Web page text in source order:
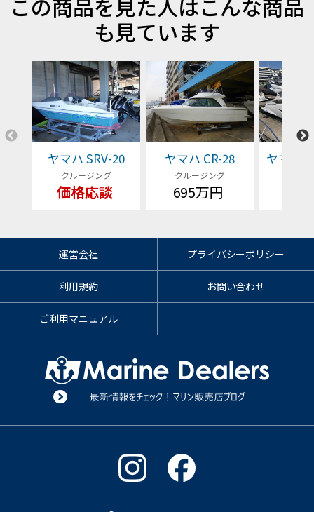
この商品を見た人はこんな商品
も見ています
ヤマハ SRV-20
クルージング
価格応談
ヤマハ CR-28
クルージング
695万円
ヤマハ
運営会社 プライバシーポリシー
利用規約 お問い合わせ
ご利用マニュアル